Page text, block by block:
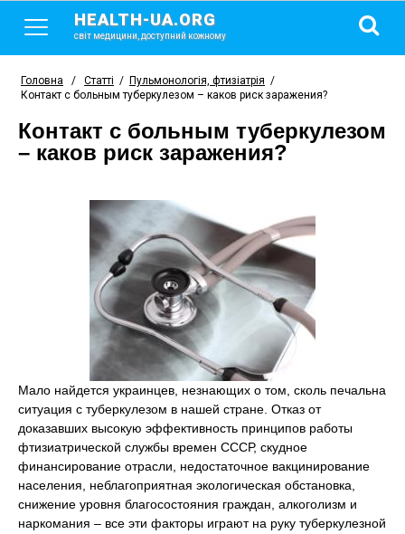
HEALTH-UA.ORG
світ медицини, доступний кожному
Головна / Статті / Пульмонологія, фтизіатрія /
Контакт с больным туберкулезом – каков риск заражения?
Контакт с больным туберкулезом
– каков риск заражения?
Мало найдется украинцев, незнающих о том, сколь печальна
ситуация с туберкулезом в нашей стране. Отказ от
доказавших высокую эффективность принципов работы
фтизиатрической службы времен СССР, скудное
финансирование отрасли, недостаточное вакцинирование
населения, неблагоприятная экологическая обстановка,
снижение уровня благосостояния граждан, алкоголизм и
наркомания – все эти факторы играют на руку туберкулезной